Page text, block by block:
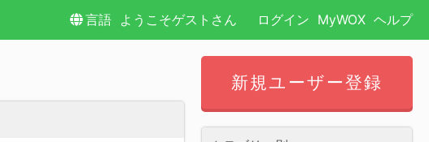
言語 ようこそゲストさん ログイン MyWOX ヘルプ
新規ユーザー登録